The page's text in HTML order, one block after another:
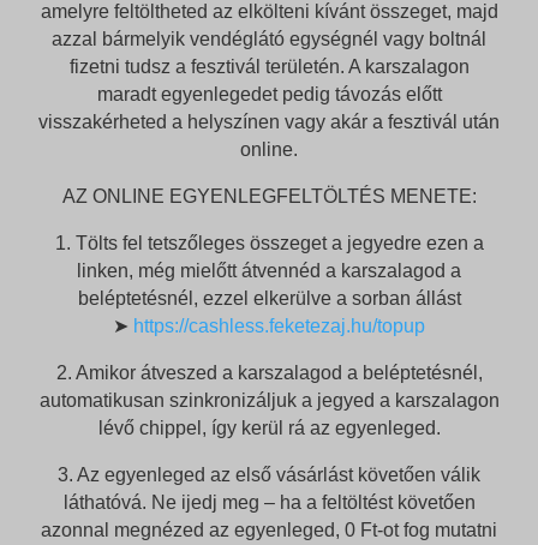
amelyre feltöltheted az elkölteni kívánt összeget, majd
azzal bármelyik vendéglátó egységnél vagy boltnál
fizetni tudsz a fesztivál területén. A karszalagon
maradt egyenlegedet pedig távozás előtt
visszakérheted a helyszínen vagy akár a fesztivál után
online.
AZ ONLINE EGYENLEGFELTÖLTÉS MENETE:
1. Tölts fel tetszőleges összeget a jegyedre ezen a
linken, még mielőtt átvennéd a karszalagod a
beléptetésnél, ezzel elkerülve a sorban állást
➤ https://cashless.feketezaj.hu/topup
2. Amikor átveszed a karszalagod a beléptetésnél,
automatikusan szinkronizáljuk a jegyed a karszalagon
lévő chippel, így kerül rá az egyenleged.
3. Az egyenleged az első vásárlást követően válik
láthatóvá. Ne ijedj meg – ha a feltöltést követően
azonnal megnézed az egyenleged, 0 Ft-ot fog mutatni